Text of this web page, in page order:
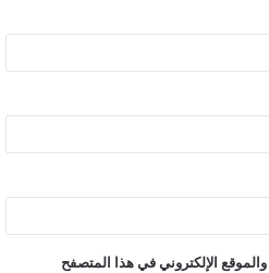
الإلكتروني في هذا المتصفح